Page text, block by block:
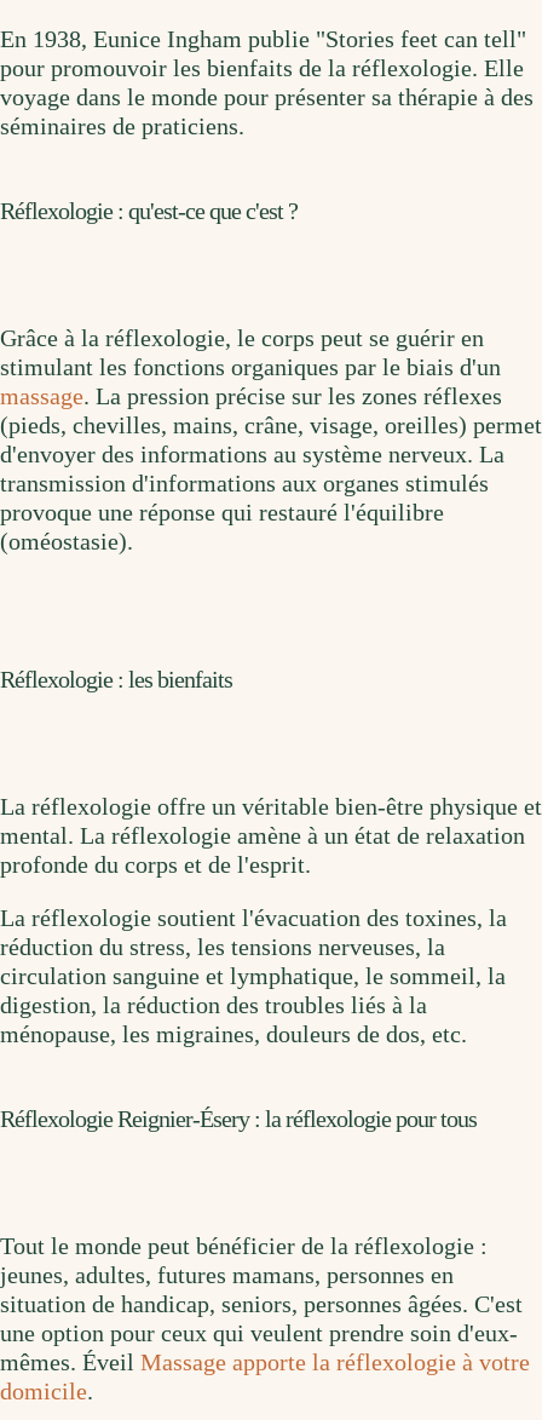
En 1938, Eunice Ingham publie "Stories feet can tell"
pour promouvoir les bienfaits de la réflexologie. Elle
voyage dans le monde pour présenter sa thérapie à des
séminaires de praticiens.
Réflexologie : qu'est-ce que c'est ?
Grâce à la réflexologie, le corps peut se guérir en
stimulant les fonctions organiques par le biais d'un
massage. La pression précise sur les zones réflexes
(pieds, chevilles, mains, crâne, visage, oreilles) permet
d'envoyer des informations au système nerveux. La
transmission d'informations aux organes stimulés
provoque une réponse qui restauré l'équilibre
(oméostasie).
Réflexologie : les bienfaits
La réflexologie offre un véritable bien-être physique et
mental. La réflexologie amène à un état de relaxation
profonde du corps et de l'esprit.
La réflexologie soutient l'évacuation des toxines, la
réduction du stress, les tensions nerveuses, la
circulation sanguine et lymphatique, le sommeil, la
digestion, la réduction des troubles liés à la
ménopause, les migraines, douleurs de dos, etc.
Réflexologie Reignier-Ésery : la réflexologie pour tous
Tout le monde peut bénéficier de la réflexologie :
jeunes, adultes, futures mamans, personnes en
situation de handicap, seniors, personnes âgées. C'est
une option pour ceux qui veulent prendre soin d'eux-
mêmes. Éveil Massage apporte la réflexologie à votre
domicile.